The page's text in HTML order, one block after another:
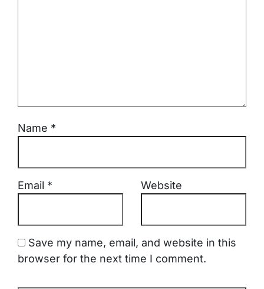
Name *
Email * Website
Save my name, email, and website in this
browser for the next time I comment.